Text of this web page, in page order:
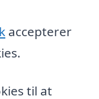
accepterer
til at